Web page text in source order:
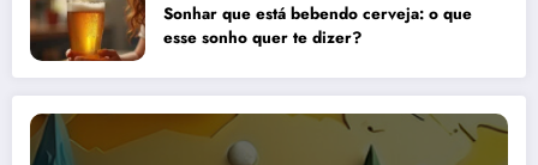
Sonhar que está bebendo cerveja: o que
esse sonho quer te dizer?